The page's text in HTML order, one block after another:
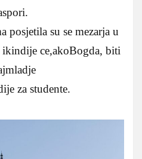
posjetila su se mezarja u
ce,akoBogda, biti
za studente.